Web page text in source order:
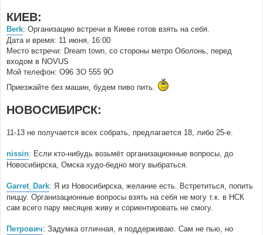
КИЕВ:
Berk: Организацию встречи в Киеве готов взять на себя.
Дата и время: 11 июня, 16:00
Место встречи: Dream town, со стороны метро Оболонь, перед
входом в NOVUS
Мой телефон: О96 ЗО 555 9О
Приезжайте без машин, будем пиво пить.
НОВОСИБИРСК:
11-13 не получается всех собрать, предлагается 18, либо 25-е.
nissin: Если кто-нибудь возьмёт организационные вопросы, до
Новосибирска, Омска худо-бедно могу выбраться.
Garret_Dark: Я из Новосибирска, желание есть. Встретиться, попить
пиццу. Организационные вопросы взять на себя не могу т.к. в НСК
сам всего пару месяцев живу и сориентировать не смогу.
Петрович: Задумка отличная, я поддерживаю. Сам не пью, но